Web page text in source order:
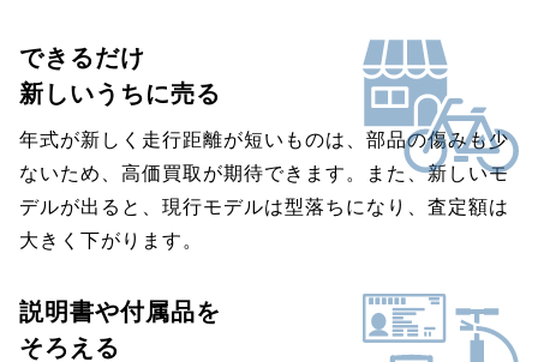
できるだけ
新しいうちに売る
年式が新しく走行距離が短いものは、部品の傷みも少
ないため、高価買取が期待できます。また、新しいモ
デルが出ると、現行モデルは型落ちになり、査定額は
大きく下がります。
説明書や付属品を
そろえる